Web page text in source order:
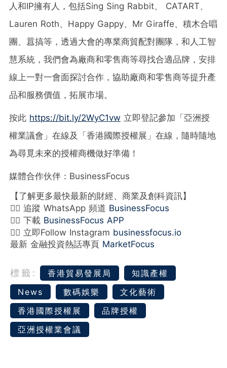
人和IP擁有人，包括Sing Sing Rabbit、 CATART、
Lauren Roth、Happy Gappy、Mr Giraffe、積木合唱
團、囂搞等，透過大會的專業商貿配對團隊，和人工智
慧系統，我們會為廠商和零售商等尋找合適品牌，安排
線上一對一會面探討合作，協助廠商和零售商等提升產
品和服務價值，拓展市場。
按此 https://bit.ly/2WyC1vw 立即登記參加「亞洲授
權業議會」在線及「香港國際授權展」在線，隨時隨地
為尋覓未來的授權商機做好準備！
媒體合作伙伴：BusinessFocus
【了解更多最快最新的財經、商業及創科資訊】
👉🏻 追蹤 WhatsApp 頻道 BusinessFocus
👉🏻 下載 BusinessFocus APP
👉🏻 立即Follow Instagram businessfocus.io
最新 金融投資熱話專頁 MarketFocus
標籤: 香港貿易發展局
知識產權
News
數碼娛樂
文化藝術
香港國際授權展
品牌授權
亞洲授權業會議